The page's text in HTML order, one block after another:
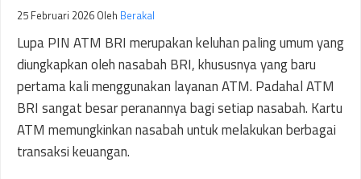
25 Februari 2026 Oleh Berakal
Lupa PIN ATM BRI merupakan keluhan paling umum yang
diungkapkan oleh nasabah BRI, khususnya yang baru
pertama kali menggunakan layanan ATM. Padahal ATM
BRI sangat besar peranannya bagi setiap nasabah. Kartu
ATM memungkinkan nasabah untuk melakukan berbagai
transaksi keuangan.